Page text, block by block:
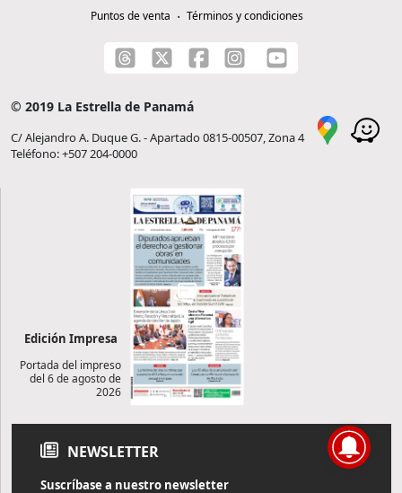
Puntos de venta
Términos y condiciones
© 2019 La Estrella de Panamá
C/ Alejandro A. Duque G. - Apartado 0815-00507, Zona 4
Teléfono: +507 204-0000
Edición Impresa
Portada del impreso
del 6 de agosto de
2026
NEWSLETTER
Suscríbase a nuestro newsletter